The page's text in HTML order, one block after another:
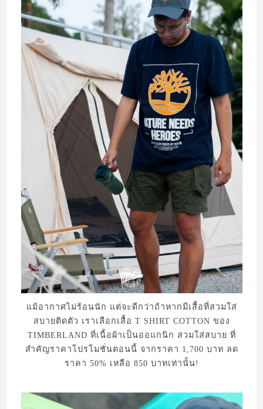
แม้อากาศไม่ร้อนนัก แต่จะดีกว่าถ้าหากมีเสื้อที่สวมใส่
สบายติดตัว เราเลือกเสื้อ T SHIRT COTTON ของ
TIMBERLAND ที่เนื้อผ้าเป็นออแกนิก สวมใส่สบาย ที่
สำคัญราคาโปรโมชั่นตอนนี้ จากราคา 1,700 บาท ลด
ราคา 50% เหลือ 850 บาทเท่านั้น!